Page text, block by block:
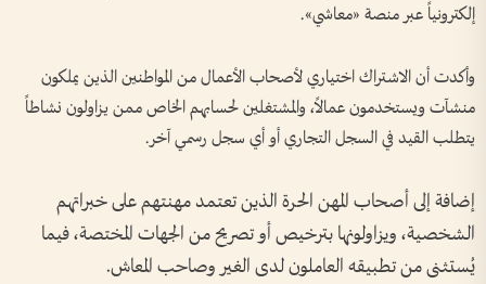
إلكترونياً عبر منصة «معاشي».
وأكدت أن الاشتراك اختياري لأصحاب الأعمال من المواطنين الذين يملكون
منشآت ويستخدمون عمالاً، والمشتغلين لحسابهم الخاص ممن يزاولون نشاطاً
يتطلب القيد في السجل التجاري أو أي سجل رسمي آخر.
إضافة إلى أصحاب المهن الحرة الذين تعتمد مهنتهم على خبراتهم
الشخصية، ويزاولونها بترخيص أو تصريح من الجهات المختصة، فيما
يُستثنى من تطبيقه العاملون لدى الغير وصاحب المعاش.